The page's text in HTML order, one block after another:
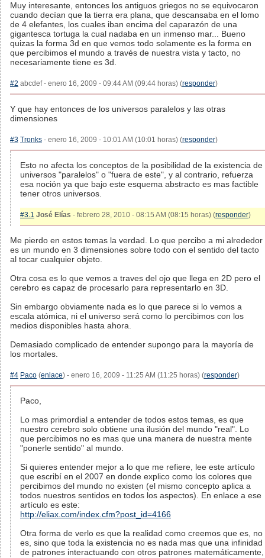
Muy interesante, entonces los antiguos griegos no se equivocaron
cuando decían que la tierra era plana, que descansaba en el lomo
de 4 elefantes, los cuales iban encima del caparazón de una
gigantesca tortuga la cual nadaba en un inmenso mar... Bueno
quizas la forma 3d en que vemos todo solamente es la forma en
que percibimos el mundo a través de nuestra vista y tacto, no
necesariamente tiene es 3d.
#2 abcdef - enero 16, 2009 - 09:44 AM (09:44 horas) (responder)
Y que hay entonces de los universos paralelos y las otras
dimensiones
#3 Tronks - enero 16, 2009 - 10:01 AM (10:01 horas) (responder)
Esto no afecta los conceptos de la posibilidad de la existencia de
universos "paralelos" o "fuera de este", y al contrario, refuerza
esa noción ya que bajo este esquema abstracto es mas factible
tener otros universos.
#3.1 José Elías - febrero 28, 2010 - 08:15 AM (08:15 horas) (responder)
Me pierdo en estos temas la verdad. Lo que percibo a mi alrededor
es un mundo en 3 dimensiones sobre todo con el sentido del tacto
al tocar cualquier objeto.
Otra cosa es lo que vemos a traves del ojo que llega en 2D pero el
cerebro es capaz de procesarlo para representarlo en 3D.
Sin embargo obviamente nada es lo que parece si lo vemos a
escala atómica, ni el universo será como lo percibimos con los
medios disponibles hasta ahora.
Demasiado complicado de entender supongo para la mayoría de
los mortales.
#4 Paco (enlace) - enero 16, 2009 - 11:25 AM (11:25 horas) (responder)
Paco,
Lo mas primordial a entender de todos estos temas, es que
nuestro cerebro solo obtiene una ilusión del mundo "real". Lo
que percibimos no es mas que una manera de nuestra mente
"ponerle sentido" al mundo.
Si quieres entender mejor a lo que me refiere, lee este artículo
que escribí en el 2007 en donde explico como los colores que
percibimos del mundo no existen (el mismo concepto aplica a
todos nuestros sentidos en todos los aspectos). En enlace a ese
artículo es este:
http://eliax.com/index.cfm?post_id=4166
Otra forma de verlo es que la realidad como creemos que es, no
es, sino que toda la existencia no es nada mas que una infinidad
de patrones interactuando con otros patrones matemáticamente,